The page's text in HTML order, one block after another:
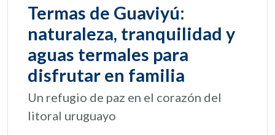
Termas de Guaviyú:
naturaleza, tranquilidad y
aguas termales para
disfrutar en familia
Un refugio de paz en el corazón del
litoral uruguayo